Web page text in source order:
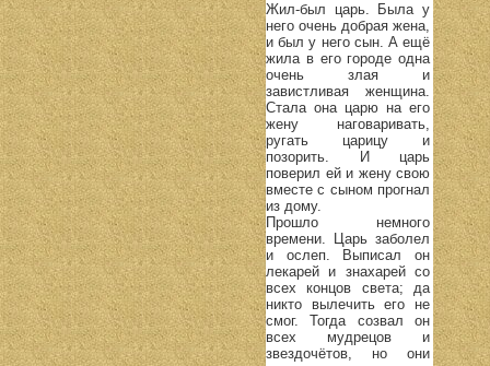
Жил-был царь. Была у
него очень добрая жена,
и был у него сын. А ещё
жила в его городе одна
очень злая и
завистливая женщина.
Стала она царю на его
жену наговаривать,
ругать царицу и
позорить. И царь
поверил ей и жену свою
вместе с сыном прогнал
из дому.
Прошло немного
времени. Царь заболел
и ослеп. Выписал он
лекарей и знахарей со
всех концов света; да
никто вылечить его не
смог. Тогда созвал он
всех мудрецов и
звездочётов, но они